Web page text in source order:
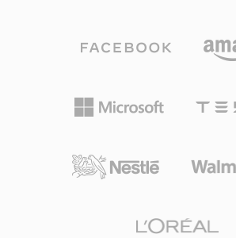
وبيانات MIDI. من أبرز مزاياه التعامل مع التسجيلات
الصوت المستمر دون قيود حجمية. دعم
هو نقطة قوة أخرى، حيث تعمل
بدقة 24 بت/192 كيلوهرتز أو كلاماً مضغوطاً. يوفر
الاستجابة في التطبيقات الاحترافية مثل Logic Pro